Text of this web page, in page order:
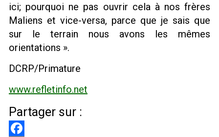
ici; pourquoi ne pas ouvrir cela à nos frères
Maliens et vice-versa, parce que je sais que
sur le terrain nous avons les mêmes
orientations ».
DCRP/Primature
www.refletinfo.net
Partager sur :